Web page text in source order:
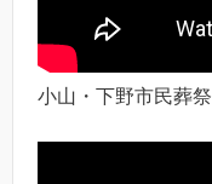
小山・下野市民葬祭